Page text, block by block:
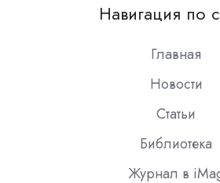
Slack
Навигация по
Главная
Новости
Статьи
Библиотека
Журнал в